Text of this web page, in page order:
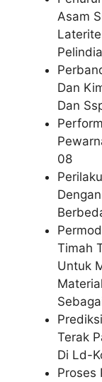
Asam
Dan
Dan
08
Timah
Untuk
Terak
Di Ld-
Proses